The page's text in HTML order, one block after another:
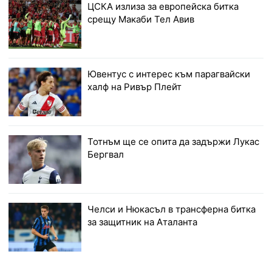
ЦСКА излиза за европейска битка
срещу Макаби Тел Авив
Ювентус с интерес към парагвайски
халф на Ривър Плейт
Тотнъм ще се опита да задържи Лукас
Бергвал
Челси и Нюкасъл в трансферна битка
за защитник на Аталанта